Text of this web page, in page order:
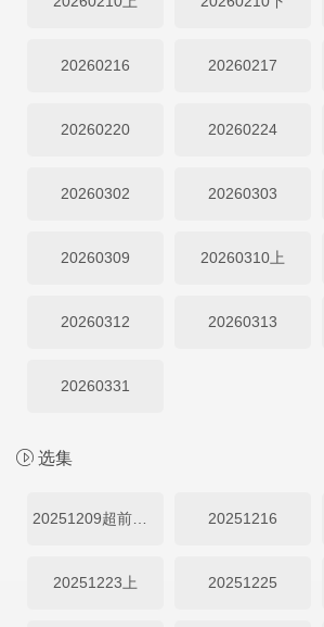
20260216 20260217
20260220 20260224
20260302 20260303
20260309 20260310上
20260312 20260313
20260331
选集
20251216
20251223上 20251225